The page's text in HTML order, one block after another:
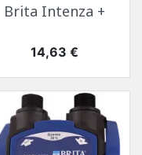
Brita Intenza +
Prix
14,63 €